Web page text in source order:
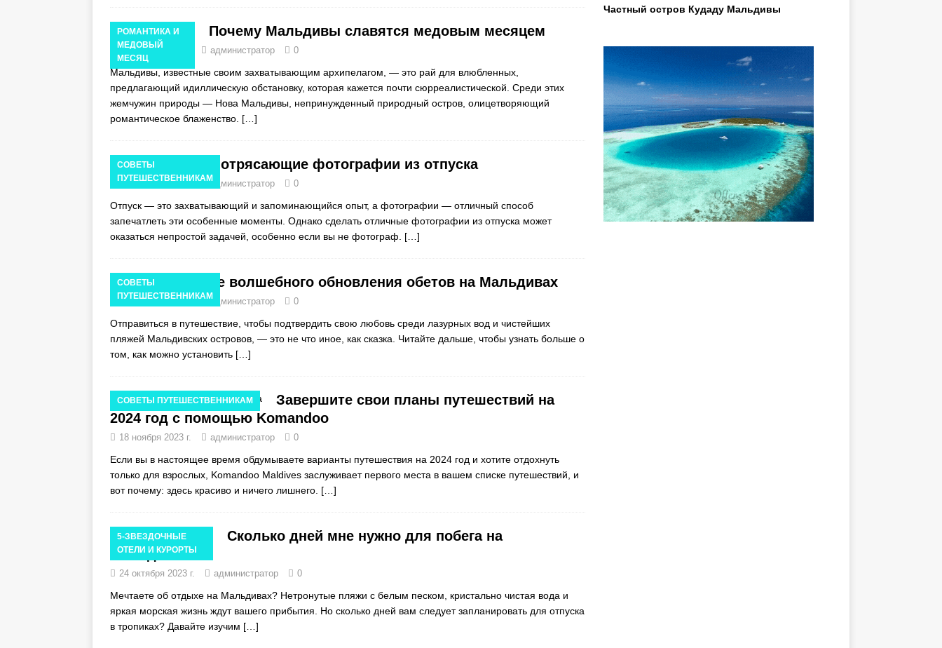
РОМАНТИКА И
МЕДОВЫЙ
МЕСЯЦ
Почему Мальдивы славятся медовым месяцем
23 ноября 2023 г. администратор 0
Мальдивы, известные своим захватывающим архипелагом, — это рай для влюбленных,
предлагающий идиллическую обстановку, которая кажется почти сюрреалистической. Среди этих
жемчужин природы — Нова Мальдивы, непринужденный природный остров, олицетворяющий
романтическое блаженство. […]
СОВЕТЫ
ПУТЕШЕСТВЕННИКАМ
Как сделать потрясающие фотографии из отпуска
21 ноября 2023 г. администратор 0
Отпуск — это захватывающий и запоминающийся опыт, а фотографии — отличный способ
запечатлеть эти особенные моменты. Однако сделать отличные фотографии из отпуска может
оказаться непростой задачей, особенно если вы не фотограф. […]
СОВЕТЫ
ПУТЕШЕСТВЕННИКАМ
Планирование волшебного обновления обетов на Мальдивах
21 ноября 2023 г. администратор 0
Отправиться в путешествие, чтобы подтвердить свою любовь среди лазурных вод и чистейших
пляжей Мальдивских островов, — это не что иное, как сказка. Читайте дальше, чтобы узнать больше о
том, как можно установить […]
СОВЕТЫ ПУТЕШЕСТВЕННИКАМ
Завершите свои планы путешествий на
2024 год с помощью Komandoo
18 ноября 2023 г. администратор 0
Если вы в настоящее время обдумываете варианты путешествия на 2024 год и хотите отдохнуть
только для взрослых, Komandoo Maldives заслуживает первого места в вашем списке путешествий, и
вот почему: здесь красиво и ничего лишнего. […]
5-ЗВЕЗДОЧНЫЕ
ОТЕЛИ И КУРОРТЫ
Сколько дней мне нужно для побега на
Мальдивы?
24 октября 2023 г. администратор 0
Мечтаете об отдыхе на Мальдивах? Нетронутые пляжи с белым песком, кристально чистая вода и
яркая морская жизнь ждут вашего прибытия. Но сколько дней вам следует запланировать для отпуска
в тропиках? Давайте изучим […]
Частный остров Кудаду Мальдивы